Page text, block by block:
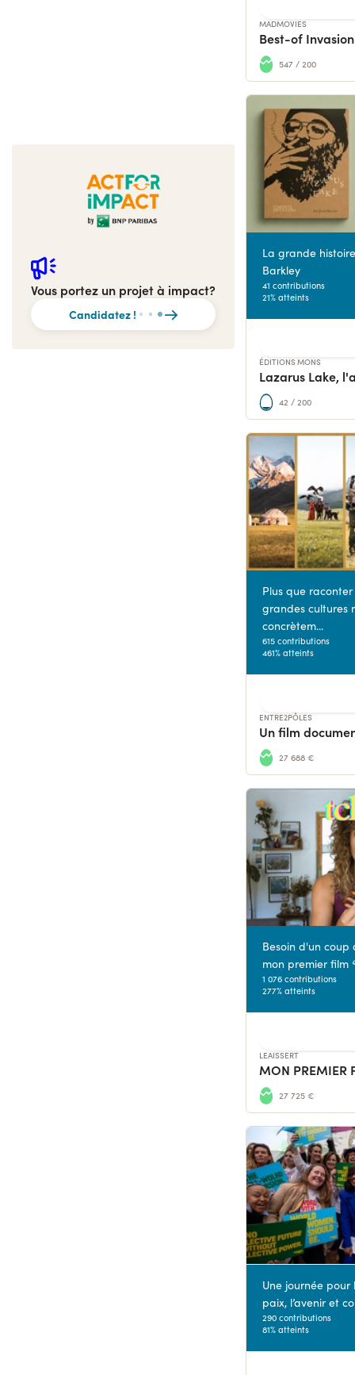
Vous portez un projet à impact?
Candidatez !
MADMOVIES
547 / 200
La grande
Barkley
41 contributions
21% atteints
ÉDITIONS MONS
42 / 200
Plus que
grandes cultures
concrètem...
615 contributions
461% atteints
ENTRE2PÔLES
27 688 €
Besoin d'un
mon premier film
1 076 contributions
277% atteints
LEAISSERT
MON PREMIER
27 725 €
Une journée
paix, l’avenir et
290 contributions
81% atteints